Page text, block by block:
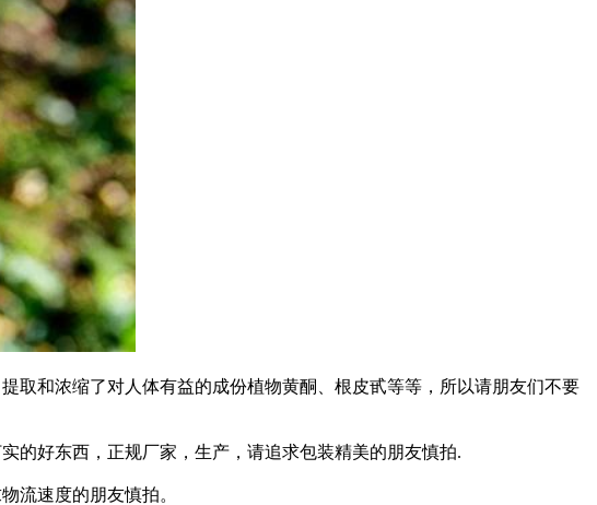
和浓缩了对人体有益的成份植物黄酮、根皮甙等等，所以请朋友们不要
好东西，正规厂家，生产，请追求包装精美的朋友慎拍.
流速度的朋友慎拍。